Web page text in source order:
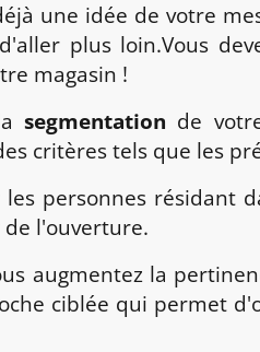
une idée de votre
plus loin.Vous
magasin !
segmentation de
critères tels que les
les personnes
l'ouverture.
augmentez la
ciblée qui permet